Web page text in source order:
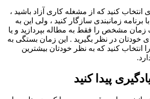
انتخاب کنید که از مشغله کاری آزاد باشید ،
برنامه زمانبندی سازگار کنید ، ولی این به
زمان مشخص را فقط به مطاله بپردازید و یا
خودتان در نظر بگیرید . این زمان بستگی به
انتخاب کنید که به نظر خودتان بیشترین
پیدا کنید